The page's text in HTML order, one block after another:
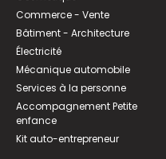
Commerce - Vente
Bâtiment - Architecture
Électricité
Mécanique automobile
Services à la personne
Accompagnement Petite
enfance
Kit auto-entrepreneur